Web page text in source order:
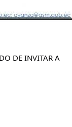
DE INVITAR A